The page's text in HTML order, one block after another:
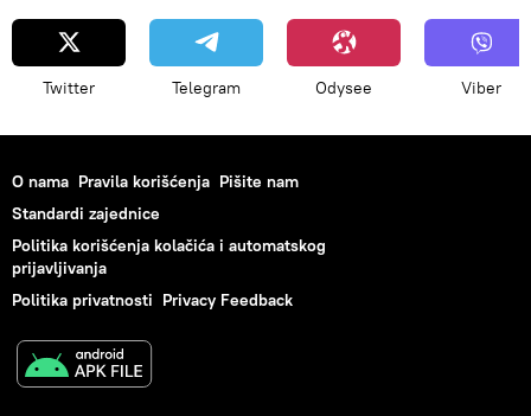
Twitter Telegram Odysee Viber
O nama Pravila korišćenja Pišite nam
Standardi zajednice
Politika korišćenja kolačića i automatskog
prijavljivanja
Politika privatnosti Privacy Feedback